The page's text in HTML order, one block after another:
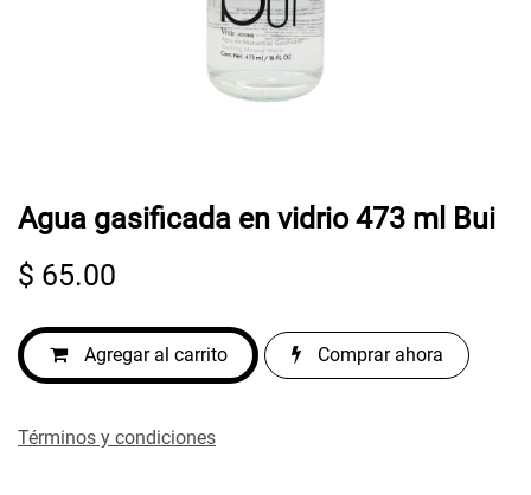
Agua gasificada en vidrio 473 ml Bui
$ 65.00
Agregar al carrito Comprar ahora
Términos y condiciones